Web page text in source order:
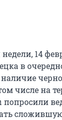
14
в
числе на
попросили